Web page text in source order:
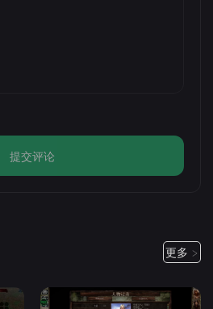
提交评论
更多 >